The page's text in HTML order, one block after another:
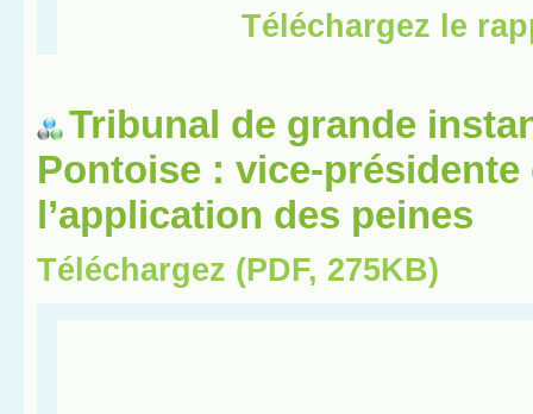
Tribunal de grande
Pontoise : vice-présidente
l’application des peines
Téléchargez (PDF, 275KB)